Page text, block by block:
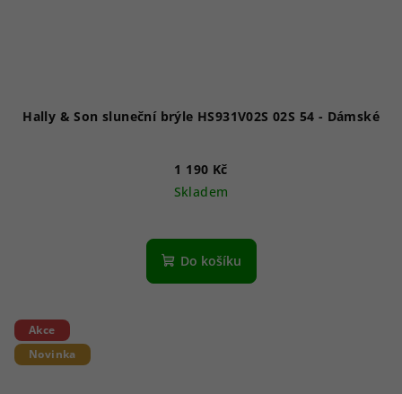
Hally & Son sluneční brýle HS931V02S 02S 54 - Dámské
1 190 Kč
Skladem
Do košíku
Akce
Novinka